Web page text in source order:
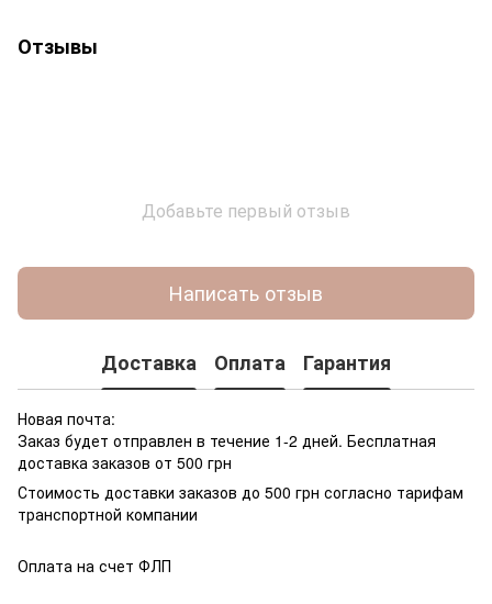
Отзывы
Добавьте первый отзыв
Написать отзыв
Доставка Оплата Гарантия
Новая почта:
Заказ будет отправлен в течение 1-2 дней. Бесплатная
доставка заказов от 500 грн
Стоимость доставки заказов до 500 грн согласно тарифам
транспортной компании
Оплата на счет ФЛП